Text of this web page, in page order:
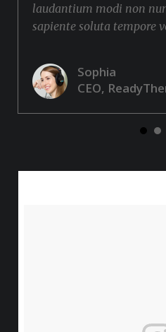
laudantium modi non
sapiente soluta tempore
Sophia
CEO,